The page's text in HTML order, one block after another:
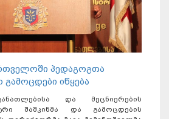
პედაგოგთა
გამოცდები იწყება
და მეცნიერების
შაშკინმა და გამოცდების